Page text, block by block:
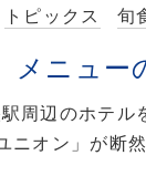
トピックス 旬
メニュー
周辺のホテル
ニオン」が断